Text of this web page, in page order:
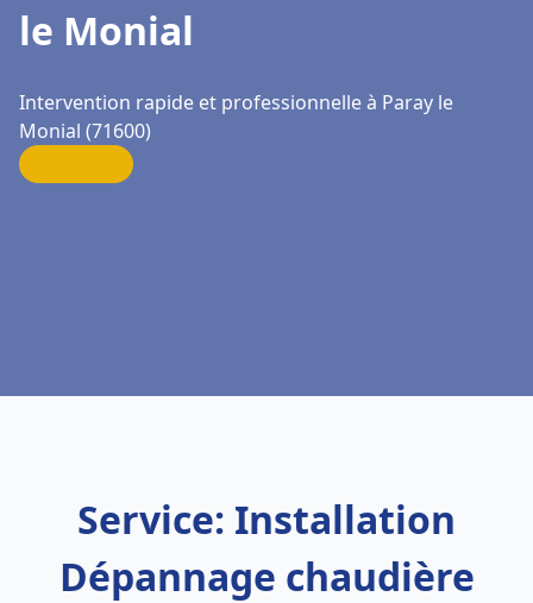
le Monial
Intervention rapide et professionnelle à Paray le
Monial (71600)
Service: Installation
Dépannage chaudière